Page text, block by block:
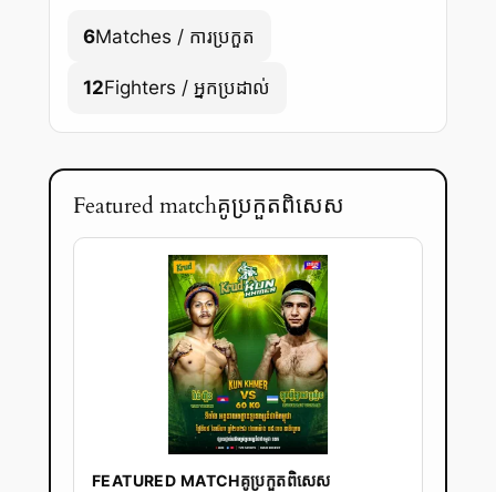
6Matches / ការប្រកួត
12Fighters / អ្នកប្រដាល់
Featured matchគូប្រកួតពិសេស
FEATURED MATCHគូប្រកួតពិសេស